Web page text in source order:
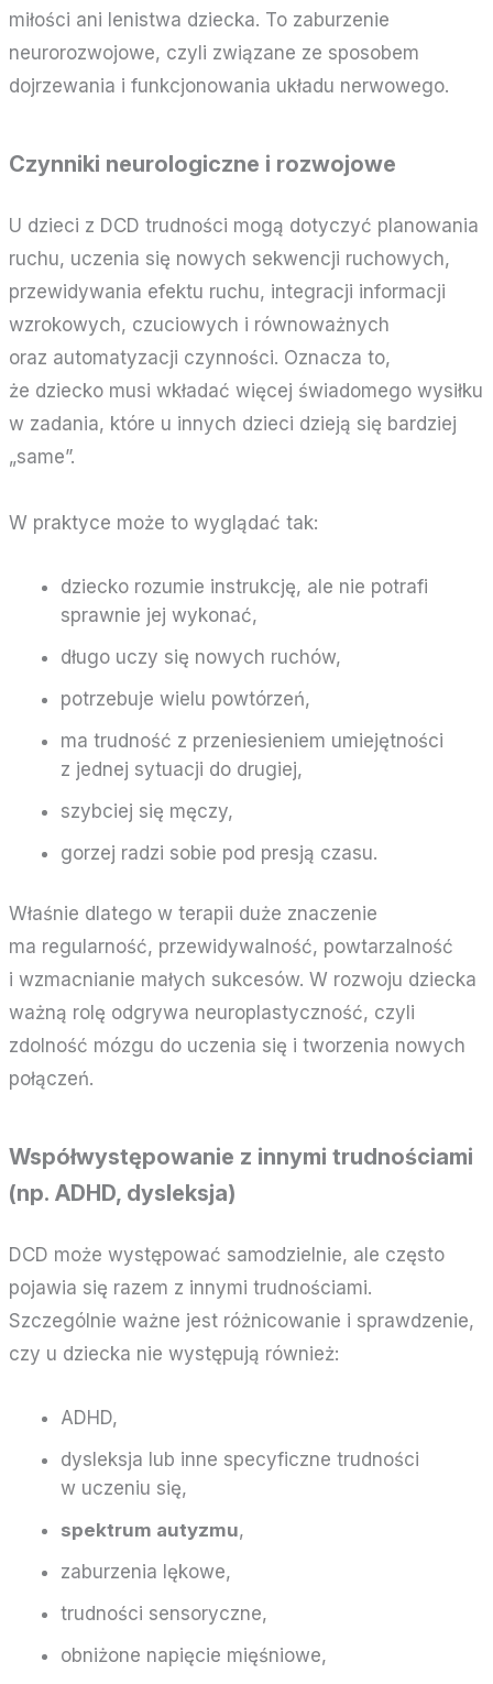
miłości ani lenistwa dziecka. To zaburzenie
neurorozwojowe, czyli związane ze sposobem
dojrzewania i funkcjonowania układu nerwowego.
Czynniki neurologiczne i rozwojowe
U dzieci z DCD trudności mogą dotyczyć planowania
ruchu, uczenia się nowych sekwencji ruchowych,
przewidywania efektu ruchu, integracji informacji
wzrokowych, czuciowych i równoważnych
oraz automatyzacji czynności. Oznacza to,
że dziecko musi wkładać więcej świadomego wysiłku
w zadania, które u innych dzieci dzieją się bardziej
„same”.
W praktyce może to wyglądać tak:
dziecko rozumie instrukcję, ale nie potrafi
sprawnie jej wykonać,
długo uczy się nowych ruchów,
potrzebuje wielu powtórzeń,
ma trudność z przeniesieniem umiejętności
z jednej sytuacji do drugiej,
szybciej się męczy,
gorzej radzi sobie pod presją czasu.
Właśnie dlatego w terapii duże znaczenie
ma regularność, przewidywalność, powtarzalność
i wzmacnianie małych sukcesów. W rozwoju dziecka
ważną rolę odgrywa neuroplastyczność, czyli
zdolność mózgu do uczenia się i tworzenia nowych
połączeń.
Współwystępowanie z innymi trudnościami
(np. ADHD, dysleksja)
DCD może występować samodzielnie, ale często
pojawia się razem z innymi trudnościami.
Szczególnie ważne jest różnicowanie i sprawdzenie,
czy u dziecka nie występują również:
ADHD,
dysleksja lub inne specyficzne trudności
w uczeniu się,
spektrum autyzmu,
zaburzenia lękowe,
trudności sensoryczne,
obniżone napięcie mięśniowe,